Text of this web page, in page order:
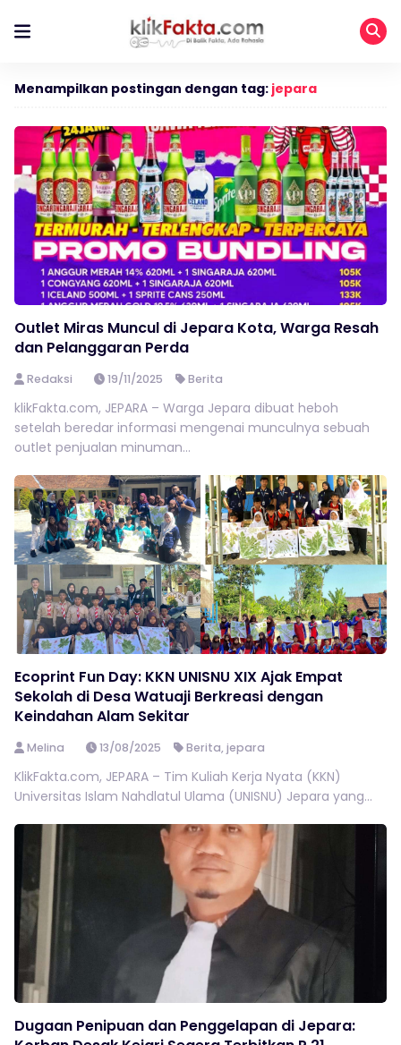
Menampilkan postingan dengan tag: jepara
Outlet Miras Muncul di Jepara Kota, Warga Resah
dan Pelanggaran Perda
Redaksi 19/11/2025 Berita
klikFakta.com, JEPARA – Warga Jepara dibuat heboh
setelah beredar informasi mengenai munculnya sebuah
outlet penjualan minuman...
Ecoprint Fun Day: KKN UNISNU XIX Ajak Empat
Sekolah di Desa Watuaji Berkreasi dengan
Keindahan Alam Sekitar
Melina 13/08/2025 Berita,jepara
KlikFakta.com, JEPARA – Tim Kuliah Kerja Nyata (KKN)
Universitas Islam Nahdlatul Ulama (UNISNU) Jepara yang...
Dugaan Penipuan dan Penggelapan di Jepara: